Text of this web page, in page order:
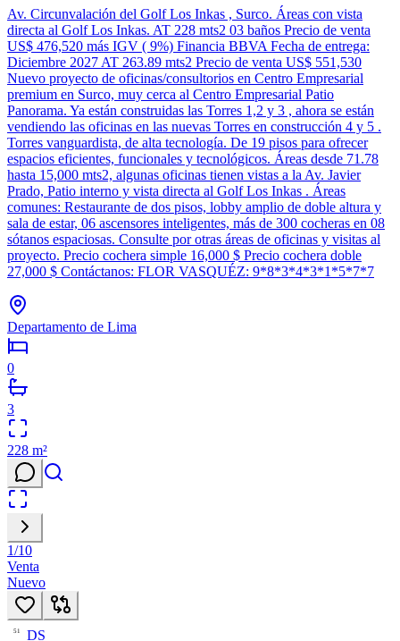
Av. Circunvalación del Golf Los Inkas , Surco. Áreas con vista
directa al Golf Los Inkas. AT 228 mts2 03 baños Precio de venta
US$ 476,520 más IGV ( 9%) Financia BBVA Fecha de entrega:
Diciembre 2027 AT 263.89 mts2 Precio de venta US$ 551,530
Nuevo proyecto de oficinas/consultorios en Centro Empresarial
premium en Surco, muy cerca al Centro Empresarial Patio
Panorama. Ya están construidas las Torres 1,2 y 3 , ahora se están
vendiendo las oficinas en las nuevas Torres en construcción 4 y 5 .
Torres vanguardista, de alta tecnología. De 19 pisos para ofrecer
espacios eficientes, funcionales y tecnológicos. Áreas desde 71.78
hasta 15,000 mts2, algunas oficinas tienen vistas a la Av. Javier
Prado, Patio interno y vista directa al Golf Los Inkas . Áreas
comunes: Restaurante de dos pisos, lobby amplio de doble altura y
sala de estar, 06 ascensores inteligentes, más de 300 cocheras en 08
sótanos espaciosas. Consulte por otras áreas de oficinas y visitas al
proyecto. Precio cochera simple 16,000 $ Precio cochera doble
27,000 $ Contáctanos: FLOR VASQUÉZ: 9*8*3*4*3*1*5*7*7
Departamento de Lima
0
3
228 m²
1/10
Venta
Nuevo
51 DS